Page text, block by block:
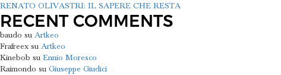
RENATO OLIVASTRI: IL SAPERE CHE RESTA
RECENT COMMENTS
baudo su Artkeo
Frafreex su Artkeo
Kinebob su Ennio Moresco
Raimondo su Giuseppe Giudici